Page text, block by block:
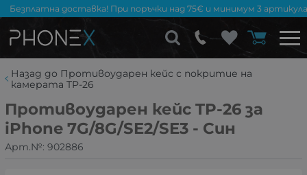
Безплатна доставка! При поръчки над 75€ и минимум 3
Назад до Противоударен кейс с покритие на
камерата TP-26
Противоударен кейс TP-26 за
iPhone 7G/8G/SE2/SE3 - Син
Арт.№: 902886